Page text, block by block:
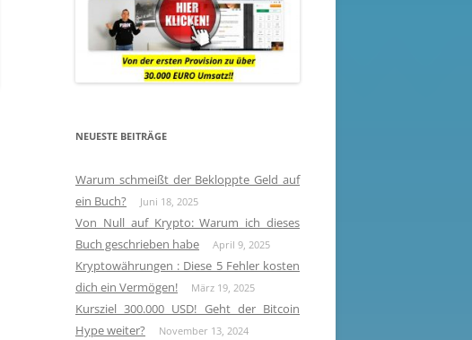
NEUESTE BEITRÄGE
Warum schmeißt der Bekloppte Geld auf
ein Buch?
Juni 18, 2025
Von Null auf Krypto: Warum ich dieses
Buch geschrieben habe
April 9, 2025
Kryptowährungen : Diese 5 Fehler kosten
dich ein Vermögen!
März 19, 2025
Kursziel 300.000 USD! Geht der Bitcoin
Hype weiter?
November 13, 2024